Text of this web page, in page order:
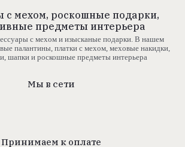
с мехом, роскошные подарки,
предметы интерьера
с мехом и изысканые подарки. В нашем
палантины, платки с мехом, меховые накидки,
шапки и роскошные предметы интерьера
Мы в сети
Принимаем к оплате